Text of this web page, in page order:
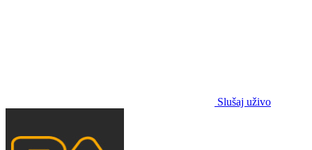
Slušaj uživo